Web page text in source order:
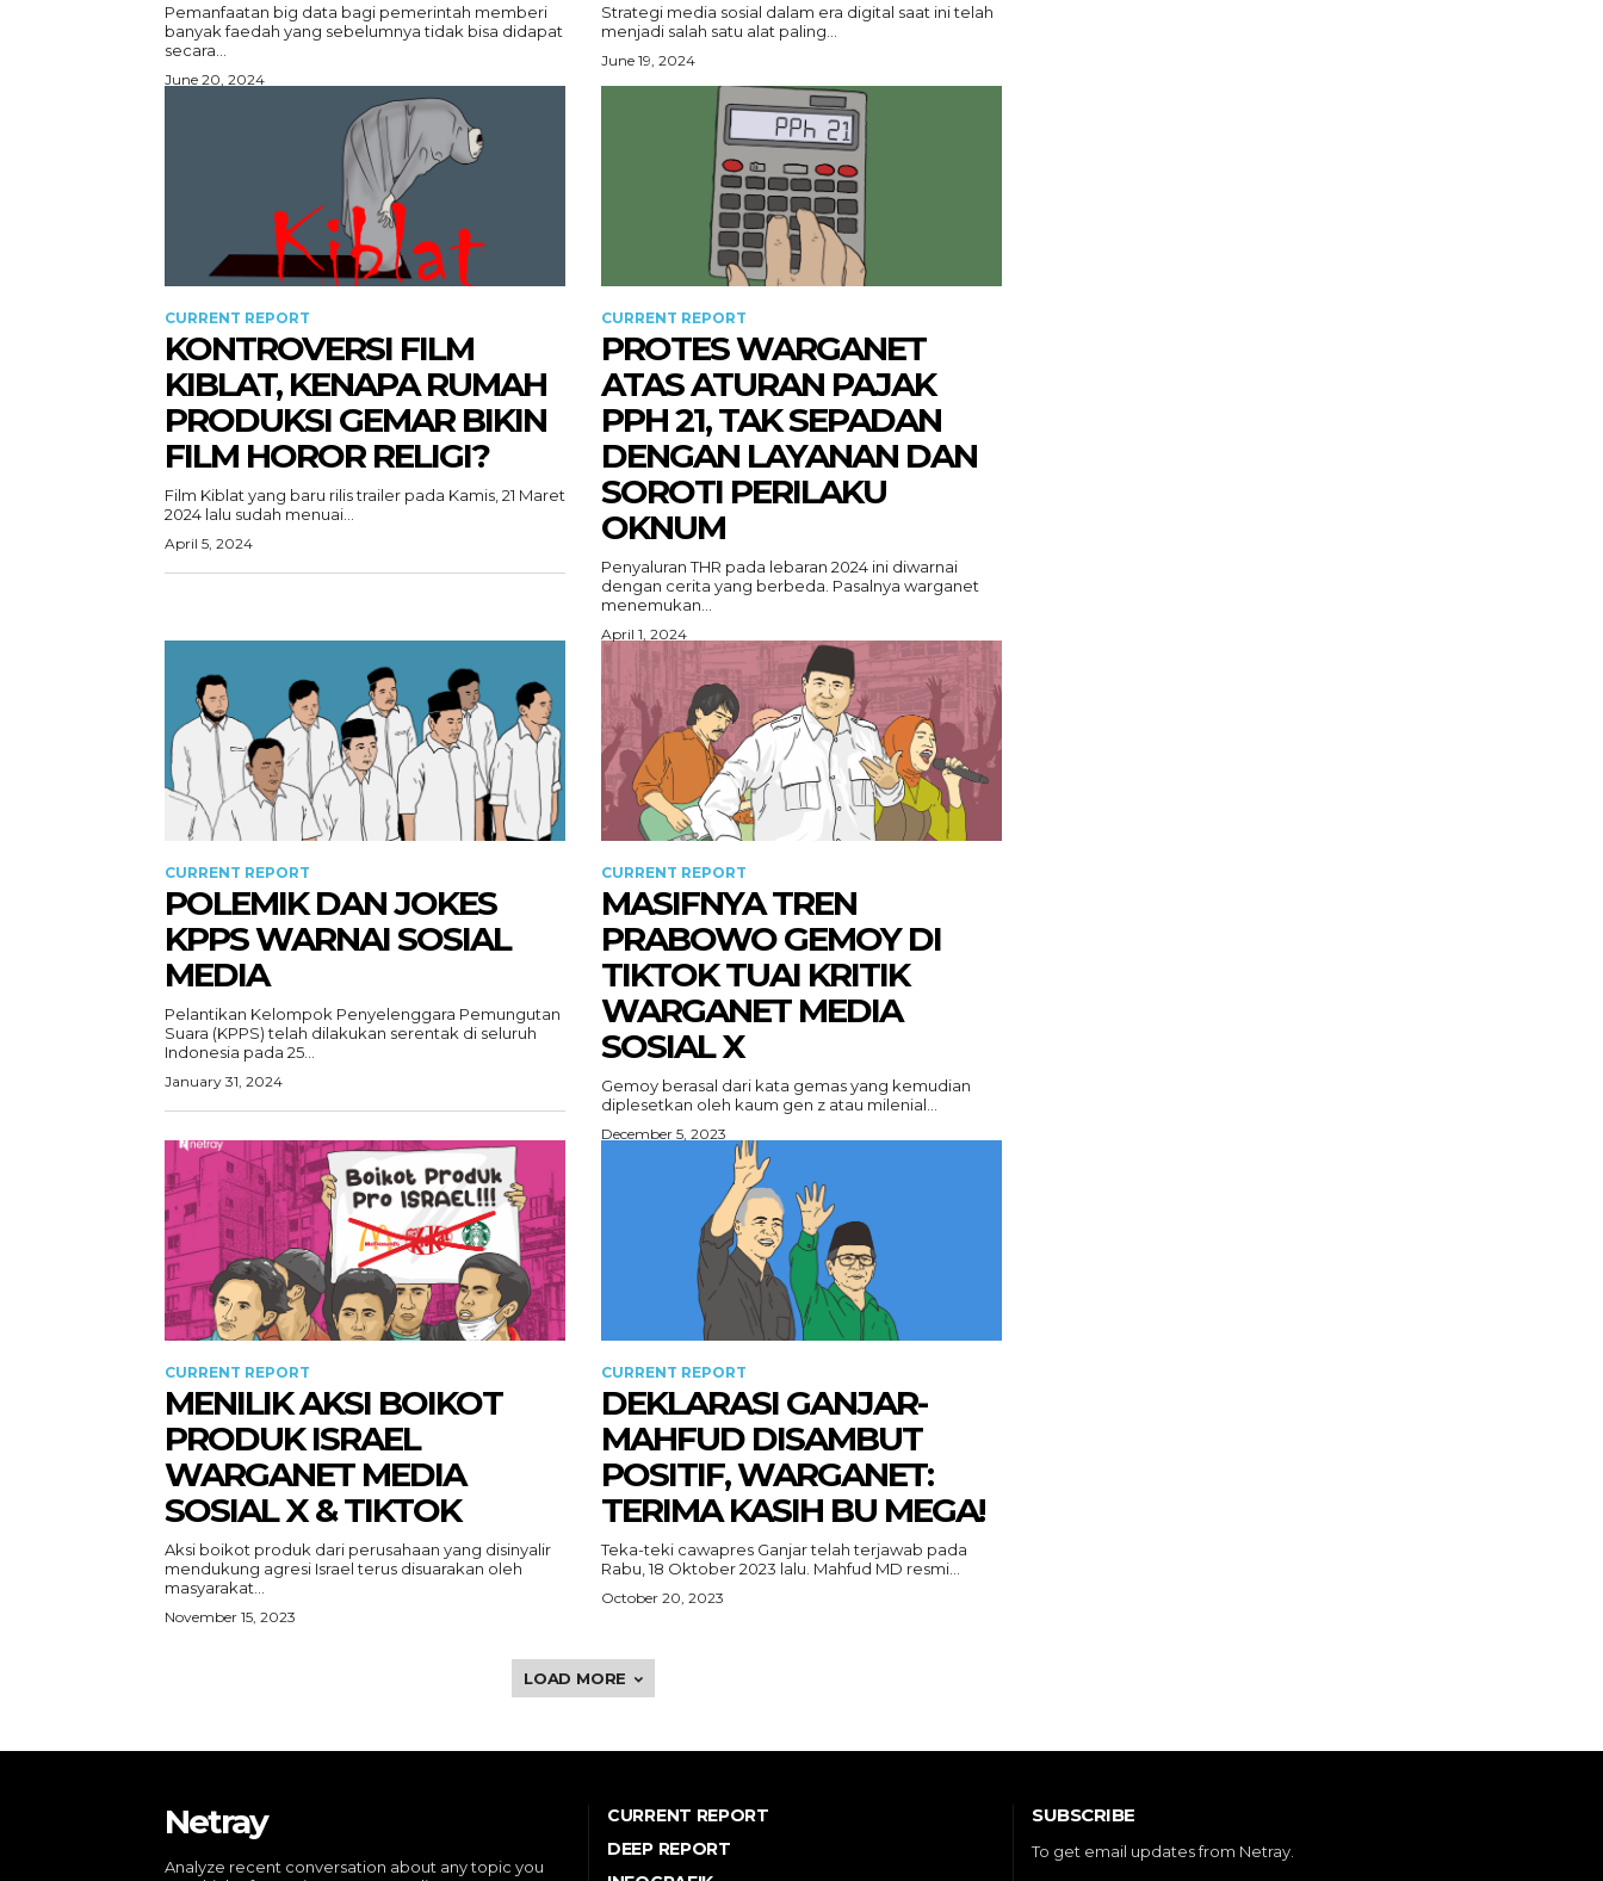
Pemanfaatan big data bagi pemerintah memberi
banyak faedah yang sebelumnya tidak bisa didapat
secara...
June 20, 2024
Strategi media sosial dalam era digital saat ini telah
menjadi salah satu alat paling...
June 19, 2024
CURRENT REPORT
KONTROVERSI FILM
KIBLAT, KENAPA RUMAH
PRODUKSI GEMAR BIKIN
FILM HOROR RELIGI?
Film Kiblat yang baru rilis trailer pada Kamis, 21 Maret
2024 lalu sudah menuai...
April 5, 2024
CURRENT REPORT
PROTES WARGANET
ATAS ATURAN PAJAK
PPH 21, TAK SEPADAN
DENGAN LAYANAN DAN
SOROTI PERILAKU
OKNUM
Penyaluran THR pada lebaran 2024 ini diwarnai
dengan cerita yang berbeda. Pasalnya warganet
menemukan...
April 1, 2024
CURRENT REPORT
POLEMIK DAN JOKES
KPPS WARNAI SOSIAL
MEDIA
Pelantikan Kelompok Penyelenggara Pemungutan
Suara (KPPS) telah dilakukan serentak di seluruh
Indonesia pada 25...
January 31, 2024
CURRENT REPORT
MASIFNYA TREN
PRABOWO GEMOY DI
TIKTOK TUAI KRITIK
WARGANET MEDIA
SOSIAL X
Gemoy berasal dari kata gemas yang kemudian
diplesetkan oleh kaum gen z atau milenial...
December 5, 2023
CURRENT REPORT
MENILIK AKSI BOIKOT
PRODUK ISRAEL
WARGANET MEDIA
SOSIAL X & TIKTOK
Aksi boikot produk dari perusahaan yang disinyalir
mendukung agresi Israel terus disuarakan oleh
masyarakat...
November 15, 2023
CURRENT REPORT
DEKLARASI GANJAR-
MAHFUD DISAMBUT
POSITIF, WARGANET:
TERIMA KASIH BU MEGA!
Teka-teki cawapres Ganjar telah terjawab pada
Rabu, 18 Oktober 2023 lalu. Mahfud MD resmi...
October 20, 2023
LOAD MORE
Netray
Analyze recent conversation about any topic you
CURRENT REPORT
DEEP REPORT
SUBSCRIBE
To get email updates from Netray.